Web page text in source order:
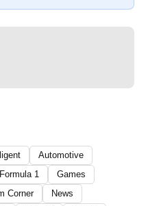
Automotive
Formula 1
Games
Corner
News